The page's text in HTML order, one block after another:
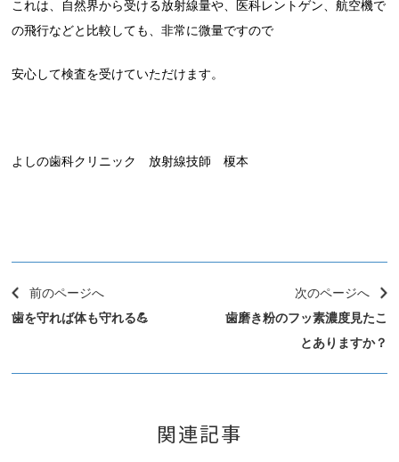
これは、自然界から受ける放射線量や、医科レントゲン、航空機で
の飛行などと比較しても、非常に微量ですので
安心して検査を受けていただけます。
よしの歯科クリニック 放射線技師 榎本
前のページへ
歯を守れば体も守れる💪
次のページへ
歯磨き粉のフッ素濃度見たこ
とありますか？
関連記事